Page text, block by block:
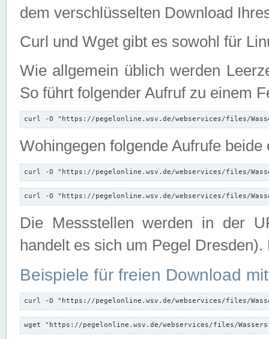
dem verschlüsselten Download
Curl und Wget gibt es sowohl für
Wie allgemein üblich werden
So führt folgender Aufruf zu einem
curl -O "https://pegelonline.wsv.de/webservices/files/
Wohingegen folgende Aufrufe beide
curl -O "https://pegelonline.wsv.de/webservices/files/
curl -O "https://pegelonline.wsv.de/webservices/files/
Die Messstellen werden in der
handelt es sich um Pegel
Beispiele für freien Download
curl -O "https://pegelonline.wsv.de/webservices/files/
wget "https://pegelonline.wsv.de/webservices/files/